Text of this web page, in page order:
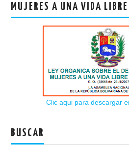
MUJERES A UNA VIDA
Clic aqui para descargar
BUSCAR